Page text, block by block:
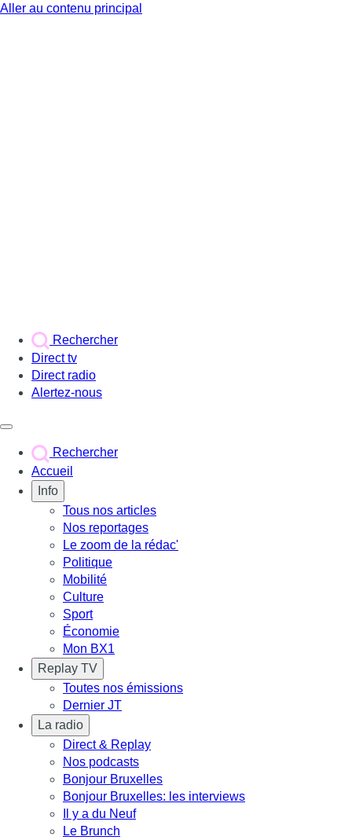
Aller au contenu principal
Rechercher
Direct tv
Direct radio
Alertez-nous
Rechercher
Accueil
Info
Tous nos articles
Nos reportages
Le zoom de la rédac'
Politique
Mobilité
Culture
Sport
Économie
Mon BX1
Replay TV
Toutes nos émissions
Dernier JT
La radio
Direct & Replay
Nos podcasts
Bonjour Bruxelles
Bonjour Bruxelles: les interviews
Il y a du Neuf
Le Brunch